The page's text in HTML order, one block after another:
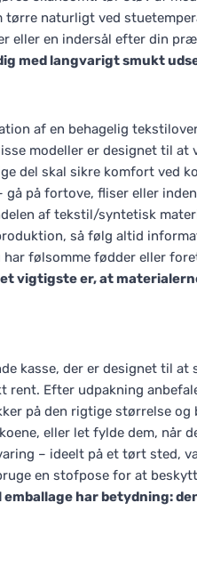
tørre naturligt ved
eller en indersål efter din
med langvarigt smukt
af en behagelig
modeller er designet til
del skal sikre komfort ved
gå på fortove, fliser eller
af tekstil/syntetisk
så følg altid
følsomme fødder eller
vigtigste er, at
kasse, der er designet til at
Efter udpakning
på den rigtige størrelse
eller let fylde dem, når
– ideelt på et tørt sted,
en stofpose for at
emballage har betydning: